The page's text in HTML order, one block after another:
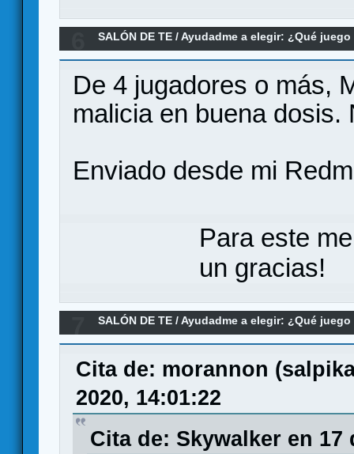
SALÓN DE TE /Ayudadme a elegir: ¿Qué
De 4 jugadores o más,
malicia en buena
Enviado desde mi
Para este
un gracias!
SALÓN DE TE /Ayudadme a elegir: ¿Qué
interacción
Cita de: morannon
2020, 14:01:22
Cita de: Skywalker en 17